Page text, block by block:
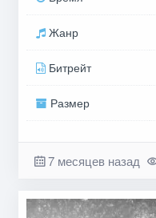
Жанр
Битрейт
Размер
7 месяцев назад